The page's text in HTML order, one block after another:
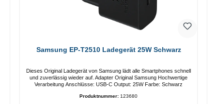
Samsung EP-T2510 Ladegerät 25W Schwarz
Dieses Original Ladegerät von Samsung lädt alle Smartphones schnell
und zuverlässig wieder auf. Adapter Original Samsung Hochwertige
Verarbeitung Anschlüsse: USB-C Output: 25W Farbe: Schwarz
Produktnummer: 123680